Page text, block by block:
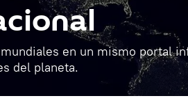
en un mismo portal
del planeta.